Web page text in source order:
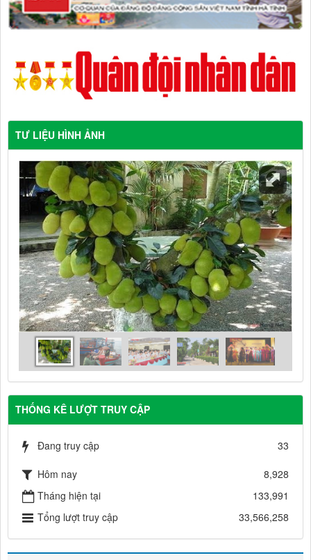
TƯ LIỆU HÌNH ẢNH
THỐNG KÊ LƯỢT TRUY CẬP
Đang truy cập 33
Hôm nay
8,928
Tháng hiện tại
133,991
Tổng lượt truy cập
33,566,258